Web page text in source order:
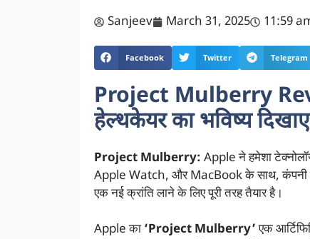
Sanjeev March 31, 2025 11:59
Facebook Twitter Telegram
Project Mulberry
हेल्थकेयर का भविष्य
Project Mulberry: Apple ने हमेशा
Apple Watch, और MacBook के साथ, कंपनी ने
एक नई क्रांति लाने के लिए पूरी तरह तैयार है।
Apple का ‘Project Mulberry’एक